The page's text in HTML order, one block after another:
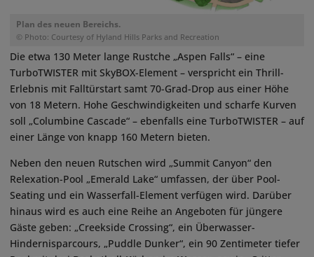
Plan des neuen Bereichs.
© Photo: Courtesy of Hyland Hills Parks and Recreation
Die etwa 130 Meter lange Rustche „Aspen Falls“ – eine
TurboTWISTER mit SkyBOX-Element – verspricht ein Thrill-
Erlebnis mit Falltürstart samt 70-Grad-Drop aus einer Höhe
von 18 Metern. Hohe Geschwindigkeiten und scharfe Kurven
soll „Columbine Cascade“ – ebenfalls eine TurboTWISTER – auf
einer Länge von knapp 160 Metern bieten.
Neben den neuen Rutschen wird „Summit Canyon“ den
Relexation-Pool „Emerald Lake“ umfassen, der über Pool-
Seating und ein Wasserfall-Element verfügen wird. Darüber
hinaus wird es auch eine Reihe an Angeboten für jüngere
Gäste geben: „Creekside Crossing“, ein Überwasser-
Hindernisparcours, „Puddle Dunker“, ein 90 Zentimeter tiefer